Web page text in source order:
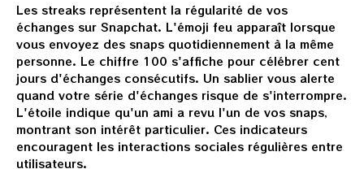
Les streaks représentent la régularité de vos
échanges sur Snapchat. L'émoji feu apparaît lorsque
vous envoyez des snaps quotidiennement à la même
personne. Le chiffre 100 s'affiche pour célébrer cent
jours d'échanges consécutifs. Un sablier vous alerte
quand votre série d'échanges risque de s'interrompre.
L'étoile indique qu'un ami a revu l'un de vos snaps,
montrant son intérêt particulier. Ces indicateurs
encouragent les interactions sociales régulières entre
utilisateurs.